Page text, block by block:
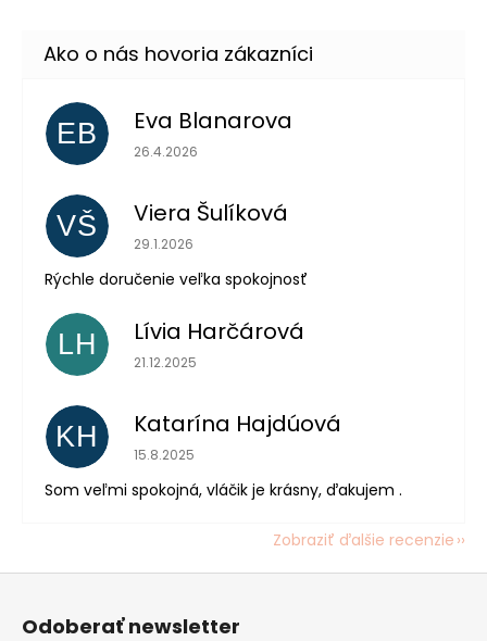
EB Eva Blanarova
Hodnotenie obchodu je 5 z 5 hviezdičiek.
26.4.2026
VŠ Viera Šulíková
Hodnotenie obchodu je 5 z 5 hviezdičiek.
29.1.2026
Rýchle doručenie veľka spokojnosť
LH Lívia Harčárová
Hodnotenie obchodu je 5 z 5 hviezdičiek.
21.12.2025
KH Katarína Hajdúová
Hodnotenie obchodu je 5 z 5 hviezdičiek.
15.8.2025
Som veľmi spokojná, vláčik je krásny, ďakujem .
Zobraziť ďalšie recenzie
Z
Odoberať newsletter